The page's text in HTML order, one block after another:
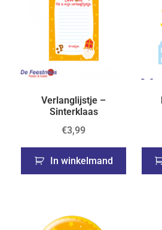
Verlanglijstje –
Sinterklaas
€3,99
In winkelmand